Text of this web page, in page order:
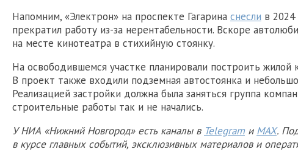
Напомним, «Электрон» на проспекте Гагарина снесли в 2024
прекратил работу из-за нерентабельности. Вскоре
на месте кинотеатра в стихийную стоянку.
На освободившемся участке планировали построить жилой
В проект также входили подземная автостоянка и
Реализацией застройки должна была заняться группа
строительные работы так и не начались.
У НИА «Нижний Новгород» есть каналы в Telegram и MAX.
в курсе главных событий, эксклюзивных материалов и